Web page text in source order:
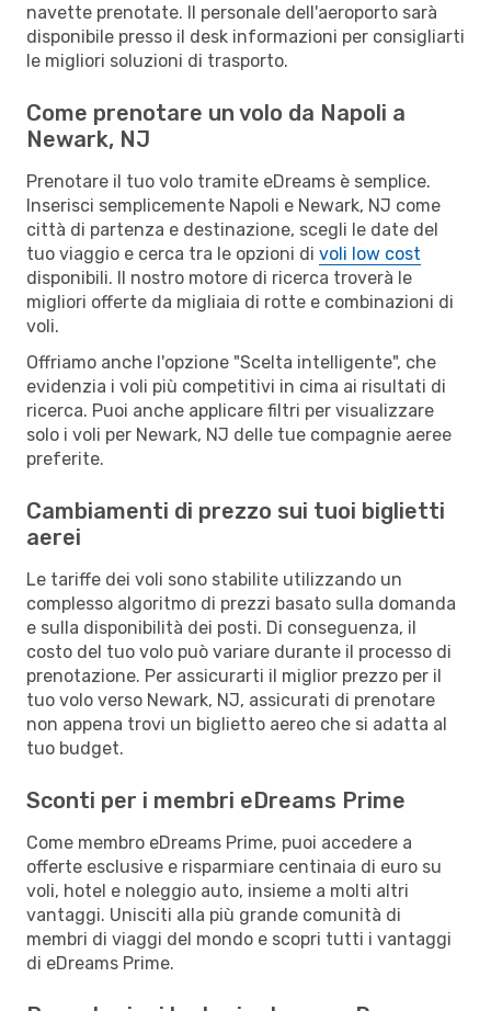
navette prenotate. Il personale dell'aeroporto sarà
disponibile presso il desk informazioni per consigliarti
le migliori soluzioni di trasporto.
Come prenotare un volo da Napoli a
Newark, NJ
Prenotare il tuo volo tramite eDreams è semplice.
Inserisci semplicemente Napoli e Newark, NJ come
città di partenza e destinazione, scegli le date del
tuo viaggio e cerca tra le opzioni di voli low cost
disponibili. Il nostro motore di ricerca troverà le
migliori offerte da migliaia di rotte e combinazioni di
voli.
Offriamo anche l'opzione "Scelta intelligente", che
evidenzia i voli più competitivi in cima ai risultati di
ricerca. Puoi anche applicare filtri per visualizzare
solo i voli per Newark, NJ delle tue compagnie aeree
preferite.
Cambiamenti di prezzo sui tuoi biglietti
aerei
Le tariffe dei voli sono stabilite utilizzando un
complesso algoritmo di prezzi basato sulla domanda
e sulla disponibilità dei posti. Di conseguenza, il
costo del tuo volo può variare durante il processo di
prenotazione. Per assicurarti il miglior prezzo per il
tuo volo verso Newark, NJ, assicurati di prenotare
non appena trovi un biglietto aereo che si adatta al
tuo budget.
Sconti per i membri eDreams Prime
Come membro eDreams Prime, puoi accedere a
offerte esclusive e risparmiare centinaia di euro su
voli, hotel e noleggio auto, insieme a molti altri
vantaggi. Unisciti alla più grande comunità di
membri di viaggi del mondo e scopri tutti i vantaggi
di eDreams Prime.